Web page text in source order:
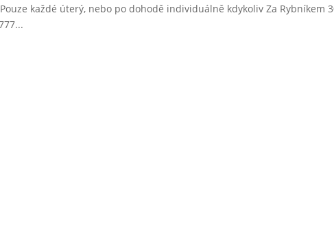
každé úterý, nebo po dohodě individuálně kdykoliv Za Rybníkem